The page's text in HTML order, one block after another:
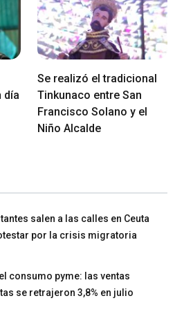
día
Se realizó el tradicional
Tinkunaco entre San
Francisco Solano y el
Niño Alcalde
salen a las calles en Ceuta
por la crisis migratoria
consumo pyme: las ventas
se retrajeron 3,8% en julio